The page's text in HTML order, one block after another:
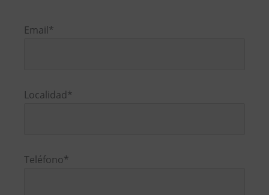
favor,
vacío.
Email*
Localidad*
Teléfono*